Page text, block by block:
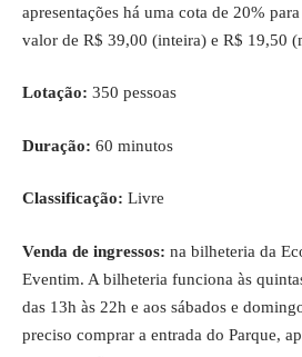
apresentações há uma cota de 20%
valor de R$ 39,00 (inteira) e R$ 19,50
Lotação: 350 pessoas
Duração: 60 minutos
Classificação: Livre
Venda de ingressos: na bilheteria da
Eventim. A bilheteria funciona às
das 13h às 22h e aos sábados e
preciso comprar a entrada do Parque,